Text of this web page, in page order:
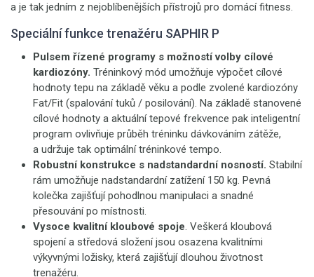
a je tak jedním z nejoblíbenějších přístrojů pro domácí fitness.
Speciální funkce trenažéru SAPHIR P
Pulsem řízené programy s možností volby cílové
kardiozóny. Tréninkový mód umožňuje výpočet cílové
hodnoty tepu na základě věku a podle zvolené kardiozóny
Fat/Fit (spalování tuků / posilování). Na základě stanovené
cílové hodnoty a aktuální tepové frekvence pak inteligentní
program ovlivňuje průběh tréninku dávkováním zátěže,
a udržuje tak optimální tréninkové tempo.
Robustní konstrukce s nadstandardní nosností. Stabilní
rám umožňuje nadstandardní zatížení 150 kg. Pevná
kolečka zajišťují pohodlnou manipulaci a snadné
přesouvání po místnosti.
Vysoce kvalitní kloubové spoje. Veškerá kloubová
spojení a středová složení jsou osazena kvalitními
výkyvnými ložisky, která zajišťují dlouhou životnost
trenažéru.